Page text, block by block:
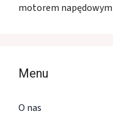
motorem napędowym
Menu
O nas